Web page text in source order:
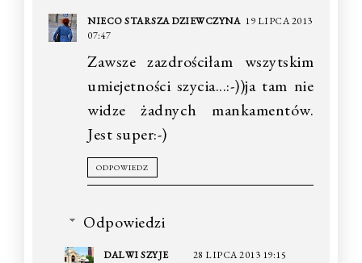
NIECO STARSZA DZIEWCZYNA 19 LIPCA 2013
07:47
Zawsze zazdrościłam wszytskim
umiejetności szycia...:-))ja tam nie
widze żadnych mankamentów.
Jest super:-)
ODPOWIEDZ
Odpowiedzi
DALWI SZYJE 28 LIPCA 2013 19:15